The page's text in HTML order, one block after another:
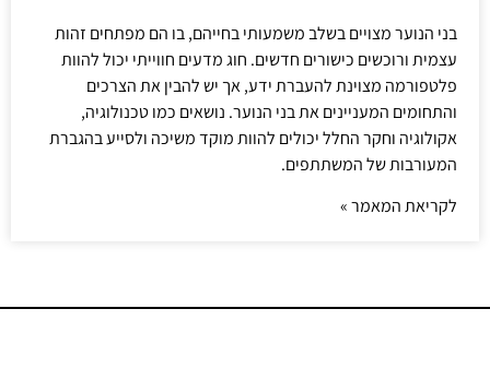
בני הנוער מצויים בשלב משמעותי בחייהם, בו הם מפתחים זהות
עצמית ורוכשים כישורים חדשים. חוג מדעים חווייתי יכול להוות
פלטפורמה מצוינת להעברת ידע, אך יש להבין את הצרכים
והתחומים המעניינים את בני הנוער. נושאים כמו טכנולוגיה,
אקולוגיה וחקר החלל יכולים להוות מוקד משיכה ולסייע בהגברת
המעורבות של המשתתפים.
לקריאת המאמר »